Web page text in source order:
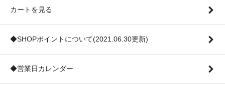
カートを見る
◆SHOPポイントについて(2021.06.30更新)
◆営業日カレンダー